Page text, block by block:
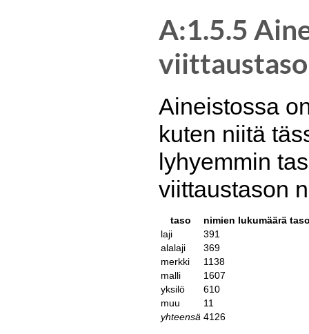
A:1.5.5
Aineistossa
kuten niitä
lyhyemmin
viittaustason
taso
nimien lukumäärä
laji
391
alalaji
369
merkki
1138
malli
1607
yksilö
610
muu
11
yhteensä 4126